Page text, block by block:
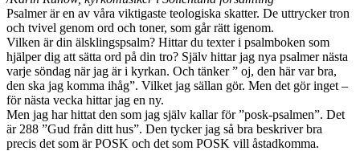
Psalmer är en av våra viktigaste teologiska skatter. De uttrycker tron
och tvivel genom ord och toner, som går rätt igenom.
Vilken är din älsklingspsalm? Hittar du texter i psalmboken som
hjälper dig att sätta ord på din tro? Själv hittar jag nya psalmer nästa
varje söndag när jag är i kyrkan. Och tänker ” oj, den här var bra,
den ska jag komma ihåg”. Vilket jag sällan gör. Men det gör inget –
för nästa vecka hittar jag en ny.
Men jag har hittat den som jag själv kallar för ”posk-psalmen”. Det
är 288 ”Gud från ditt hus”. Den tycker jag så bra beskriver bra
precis det som är POSK och det som POSK vill åstadkomma.